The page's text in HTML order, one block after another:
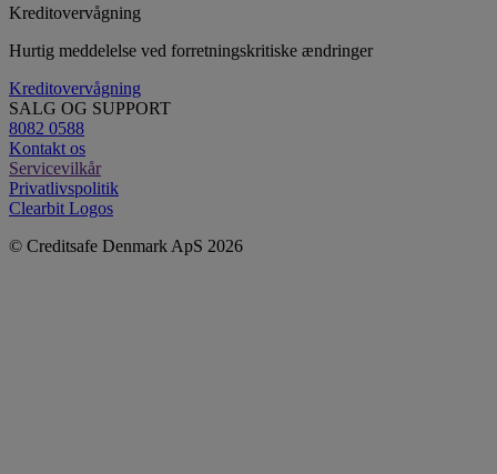
Kreditovervågning
Hurtig meddelelse ved forretningskritiske ændringer
Kreditovervågning
SALG OG SUPPORT
8082 0588
Kontakt os
Servicevilkår
Privatlivspolitik
Clearbit Logos
© Creditsafe Denmark ApS 2026